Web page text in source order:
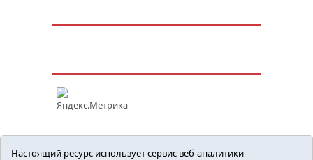
Настоящий ресурс использует сервис веб-аналитики